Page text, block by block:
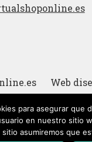
Web
para asegurar que
en nuestro sitio
asumiremos que